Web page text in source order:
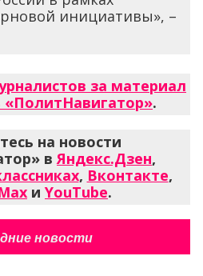
инициативы», –
за материал
.
на новости
вЯндекс.Дзен,
, Вконтакте,
и YouTube.
новости